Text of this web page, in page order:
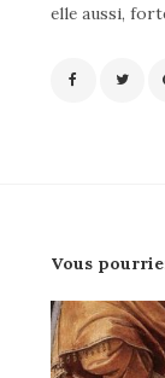
elle aussi,
Vous